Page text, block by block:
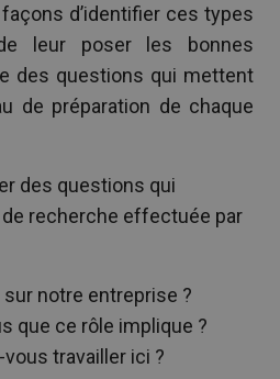
d’identifier ces types
leur poser les bonnes
des questions qui mettent
de préparation de chaque
des questions qui
recherche effectuée par
notre entreprise ?
que ce rôle implique ?
travailler ici ?